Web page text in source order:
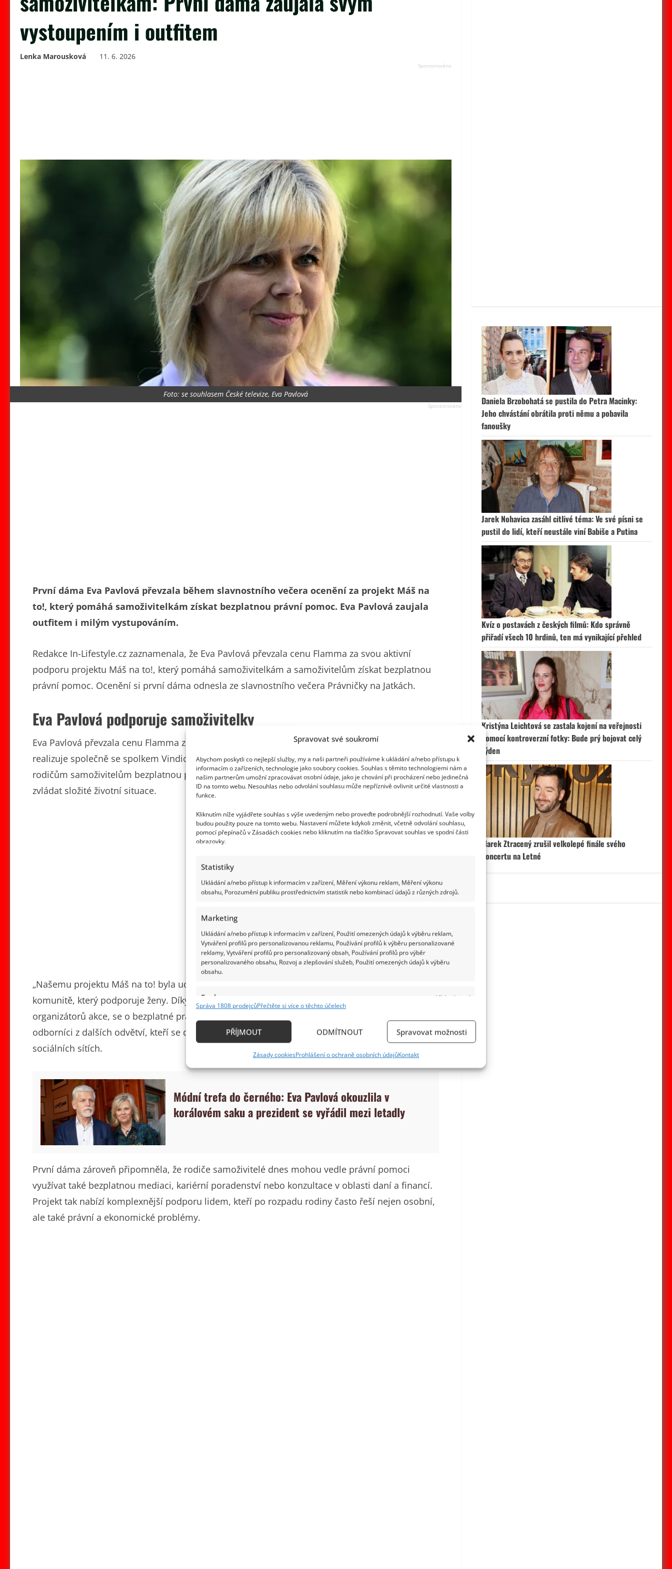
Spravovat své soukromí
Abychom poskytli co nejlepší služby, my a naši partneři používáme k ukládání a/nebo přístupu k
informacím o zařízeních, technologie jako soubory cookies. Souhlas s těmito technologiemi nám a
našim partnerům umožní zpracovávat osobní údaje, jako je chování při procházení nebo jedinečná
ID na tomto webu. Nesouhlas nebo odvolání souhlasu může nepříznivě ovlivnit určité vlastnosti a
funkce.
Kliknutím níže vyjádřete souhlas s výše uvedeným nebo proveďte podrobnější rozhodnutí. Vaše volby
budou použity pouze na tomto webu. Nastavení můžete kdykoli změnit, včetně odvolání souhlasu,
pomocí přepínačů v Zásadách cookies nebo kliknutím na tlačítko Spravovat souhlas ve spodní části
obrazovky.
Statistiky
Ukládání a/nebo přístup k informacím v zařízení, Měření výkonu reklam, Měření výkonu
obsahu, Porozumění publiku prostřednictvím statistik nebo kombinací údajů z různých zdrojů.
Marketing
Ukládání a/nebo přístup k informacím v zařízení, Použití omezených údajů k výběru reklam,
Vytváření profilů pro personalizovanou reklamu, Používání profilů k výběru personalizované
reklamy, Vytváření profilů pro personalizovaný obsah, Používání profilů pro výběr
personalizovaného obsahu, Rozvoj a zlepšování služeb, Použití omezených údajů k výběru
obsahu.
Funkce
Vždy aktivní
Identifikace zařízení na základě automaticky přenášených informací.
základě aktivně požadovaných informací.
odstraňování chyb, Poskytování a zobrazování reklamy a
obsahu, Ukládání a sdělování voleb ochrany osobních údajů.
Správa 1808 prodejcůPřečtěte si více o těchto účelech
PŘÍJMOUT ODMÍTNOUT Spravovat možnosti
Zásady cookiesProhlášení o ochraně osobních údajůKontakt
vystoupením i outfitem
Lenka Marousková 11. 6. 2026
Foto: se souhlasem České televize, Eva Pavlová
První dáma Eva Pavlová převzala během slavnostního večera ocenění za projekt Máš na
to!, který pomáhá samoživitelkám získat bezplatnou právní pomoc. Eva Pavlová zaujala
outfitem i milým vystupováním.
Redakce In-Lifestyle.cz zaznamenala, že Eva Pavlová převzala cenu Flamma za svou aktivní
podporu projektu Máš na to!, který pomáhá samoživitelkám a samoživitelům získat bezplatnou
právní pomoc. Ocenění si první dáma odnesla ze slavnostního večera Právničky na Jatkách.
Eva Pavlová podporuje samoživitelky
Eva Pavlová převzala cenu Flamma za projekt Máš na to!, který organizace Fandi mámám
realizuje společně se spolkem Vindica. Na projektu se první dáma aktivně podílí. Iniciativa nabízí
rodičům samoživitelům bezplatnou právní pomoc a další odborné služby, které jim pomáhají
zvládat složité životní situace.
„Našemu projektu Máš na to! byla udělena cena Flamma za inspirativní počin v právnické
komunitě, který podporuje ženy. Díky pozornosti, které se projektu dostalo jak od médií, tak od
organizátorů akce, se o bezplatné právní pomoci dozvídají nejen rodiče samoživitelé, ale také
odborníci z dalších odvětví, kteří se do projektu postupně zapojují,“ uvedla Eva Pavlová na
sociálních sítích.
Módní trefa do černého: Eva Pavlová okouzlila v
korálovém saku a prezident se vyřádil mezi letadly
První dáma zároveň připomněla, že rodiče samoživitelé dnes mohou vedle právní pomoci
využívat také bezplatnou mediaci, kariérní poradenství nebo konzultace v oblasti daní a financí.
Projekt tak nabízí komplexnější podporu lidem, kteří po rozpadu rodiny často řeší nejen osobní,
ale také právní a ekonomické problémy.
Daniela Brzobohatá se pustila do Petra Macinky:
Jeho chvástání obrátila proti němu a pobavila
fanoušky
Jarek Nohavica zasáhl citlivé téma: Ve své písni se
pustil do lidí, kteří neustále viní Babiše a Putina
Kvíz o postavách z českých filmů: Kdo správně
přiřadí všech 10 hrdinů, ten má vynikající přehled
Kristýna Leichtová se zastala kojení na veřejnosti
pomocí kontroverzní fotky: Bude prý bojovat celý
týden
Marek Ztracený zrušil velkolepé finále svého
koncertu na Letné